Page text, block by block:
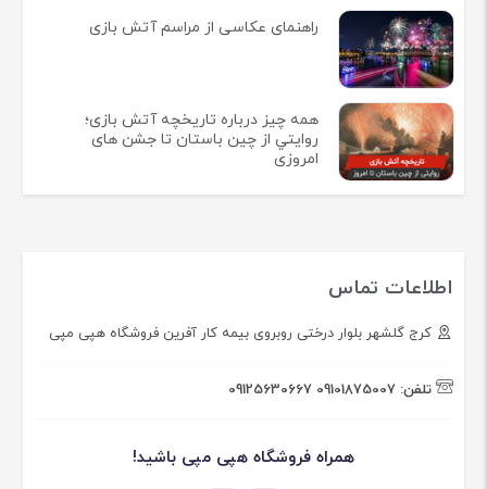
راهنمای عکاسی از مراسم آتش بازی
همه چيز درباره تاريخچه آتش بازی؛
روايتي از چين باستان تا جشن های
امروزی
اطلاعات تماس
کرج گلشهر بلوار درختی روبروی بیمه کار آفرین فروشگاه هپی مپی
تلفن: 09101875007
09125630667
همراه فروشگاه هپی مپی باشید!